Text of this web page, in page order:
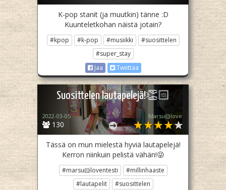
K-pop stanit (ja muutkin) tänne :D
Kuunteletkohan näistä jotain?
#kpop #k-pop #musiikki
#suosittelen
#super_stay
Jaa
Twiittaa
Suosittelen lautapelejä!👏🏻
130
2022-03-05 Marsu🐹love
Tässä on mun mielestä hyviä lautapelejä!
Kerron niinkuin pelistä vähän!😜
#marsu🐹loventesti
#millinhaaste
#lautapelit
#suosittelen